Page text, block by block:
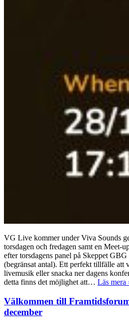
VG Live kommer under Viva Sounds
torsdagen och fredagen samt en Meet-
efter torsdagens panel på Skeppet
(begränsat antal). Ett perfekt tillfälle att
livemusik eller snacka ner dagens
detta finns det möjlighet att… Läs mera
Välkommen till
december